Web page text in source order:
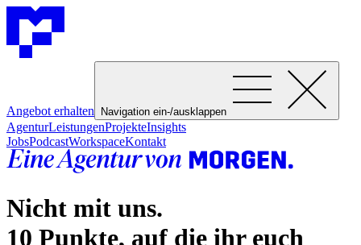
Angebot erhalten Navigation ein-/ausklappen
AgenturLeistungenProjekteInsights
JobsPodcastWorkspaceKontakt
Nicht mit uns.
10 Punkte, auf die ihr euch